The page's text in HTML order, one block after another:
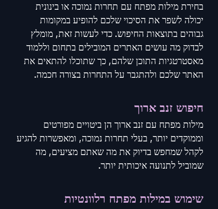
בחירת מילות מפתח עם תחרות נמוכה או בינונית
יכולה לשפר את הסיכוי שלכם להופיע במקומות
גבוהים בתוצאות החיפוש. כדי לעשות זאת, מומלץ
לבדוק מה עושים האתרים המובילים בתחום וללמוד
מאסטרטגיות התוכן שלהם, כך שתוכלו להתאים את
האתר שלכם ולהתגבר על התחרות בצורה חכמה.
חיפוש זנב ארוך
מילות מפתח עם זנב ארוך הן ביטויים מפורטים
וממוקדים יותר, בעלי תחרות נמוכה, ומאפשרות להגיע
לקהל שמחפש בדיוק את מה שאתם מציעים, מה
שמוביל לתנועה איכותית יותר.
שימוש במילות מפתח רלוונטיות